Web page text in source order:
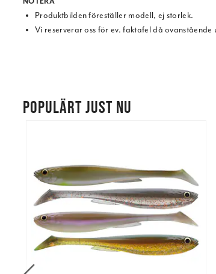
Produktbilden föreställer modell, ej storlek.
Vi reserverar oss för ev. faktafel då
POPULÄRT JUST NU